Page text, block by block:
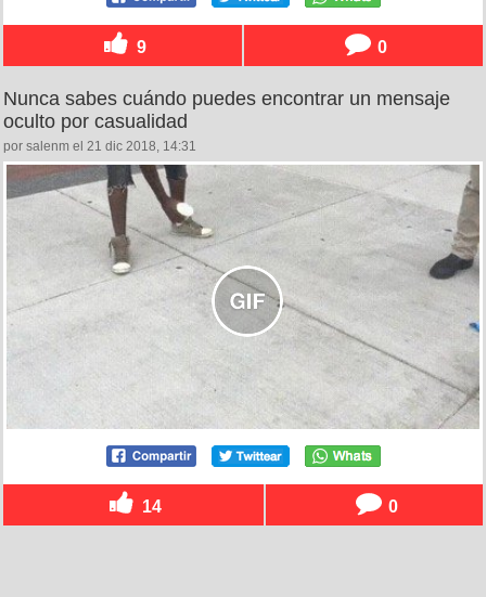
9 0
Nunca sabes cuándo puedes encontrar un mensaje
oculto por casualidad
por salenm el 21 dic 2018, 14:31
14 0